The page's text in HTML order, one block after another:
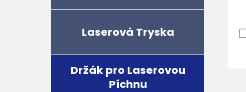
Laserová Tryska
Držák pro Laserovou
Píchnu